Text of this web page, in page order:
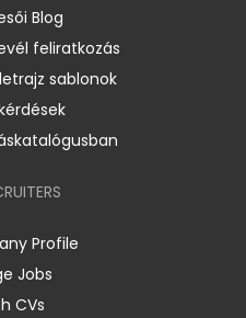
Blog
feliratkozás
sablonok
Profile
Jobs
CVs